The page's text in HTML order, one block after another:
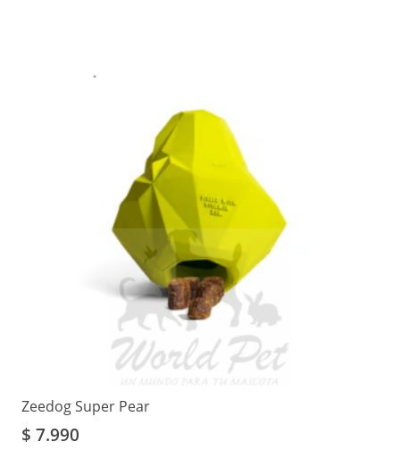
Zeedog Super Pear
$ 7.990